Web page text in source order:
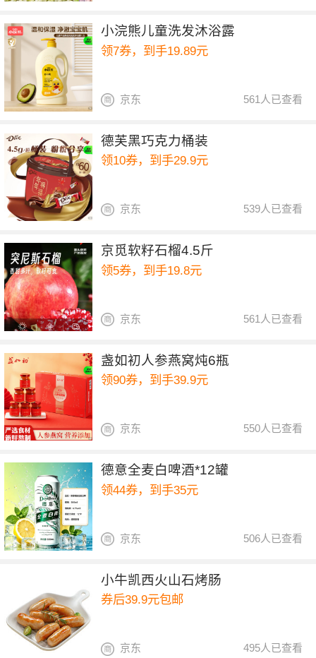
小浣熊儿童洗发沐浴露
领7券，到手19.89元
561人已查看
京东
德芙黑巧克力桶装
领10券，到手29.9元
539人已查看
京东
京觅软籽石榴4.5斤
领5券，到手19.8元
561人已查看
京东
盏如初人参燕窝炖6瓶
领90券，到手39.9元
550人已查看
京东
德意全麦白啤酒*12罐
领44券，到手35元
506人已查看
京东
小牛凯西火山石烤肠
券后39.9元包邮
495人已查看
京东